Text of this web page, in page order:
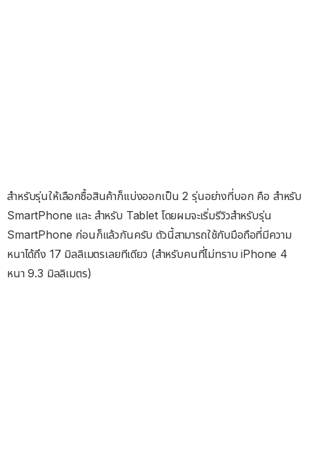
สำหรับรุ่นให้เลือกซื้อสินค้าก็แบ่งออกเป็น 2 รุ่นอย่างที่บอก คือ สำหรับ
SmartPhone และ สำหรับ Tablet โดยผมจะเริ่มรีวิวสำหรับรุ่น
SmartPhone ก่อนก็แล้วกันครับ ตัวนี้สามารถใช้กับมือถือที่มีความ
หนาได้ถึง 17 มิลลิเมตรเลยทีเดียว (สำหรับคนที่ไม่ทราบ iPhone 4
หนา 9.3 มิลลิเมตร)